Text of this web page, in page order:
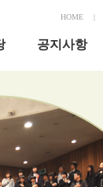
HOME |
공지사항